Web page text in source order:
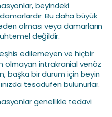
beyindeki
Bu daha büyük
olması veya damarların
değildir.
edilemeyen ve hiçbir
intrakranial venöz
başka bir durum için beyin
tesadüfen bulunurlar.
genellikle tedavi